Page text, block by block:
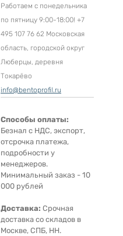
Работаем с понедельника
по пятницу 9:00-18:00! +7
495 107 76 62 Московская
область, городской округ
Люберцы, деревня
Токарёво
info@bentoprofil.ru
Способы оплаты:
Безнал с НДС, экспорт,
отсрочка платежа,
подробности у
менеджеров.
Минимальный заказ - 10
000 рублей
Доставка: Срочная
доставка со складов в
Москве, СПБ, НН.